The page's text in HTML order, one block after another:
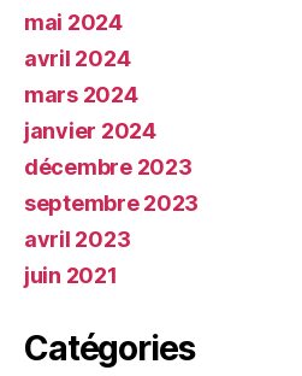
mai 2024
avril 2024
mars 2024
janvier 2024
décembre 2023
septembre 2023
avril 2023
juin 2021
Catégories